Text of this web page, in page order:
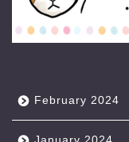
February 2024